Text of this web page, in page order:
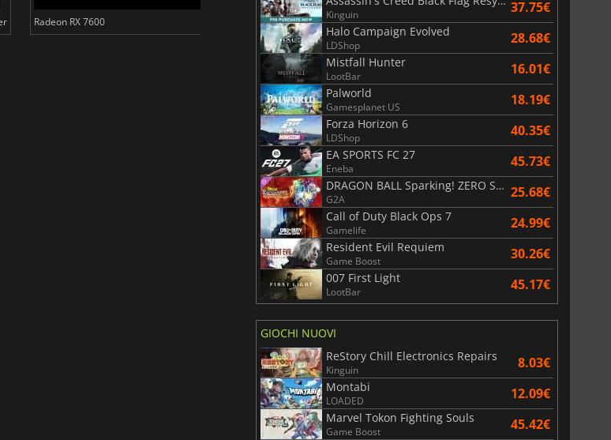
Radeon RX 7600 GeForce RTX 5070 / TI GeForce RTX 5080
Kinguin 37.75€
Halo Campaign Evolved
LDShop 28.68€
Mistfall Hunter
LootBar 16.01€
Palworld
Gamesplanet US 18.19€
Forza Horizon 6
LDShop 40.35€
EA SPORTS FC 27
Eneba 45.73€
DRAGON BALL Sparking! ZERO Super Limit Breaking NEO
G2A 25.68€
Call of Duty Black Ops 7
Gamelife 24.99€
Resident Evil Requiem
Game Boost 30.26€
007 First Light
LootBar 45.17€
GIOCHI NUOVI
ReStory Chill Electronics Repairs
Kinguin 8.03€
Montabi
LOADED 12.09€
Marvel Tokon Fighting Souls
Game Boost 45.42€